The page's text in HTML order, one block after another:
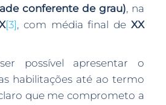
conferente de grau), na
[3], com média final deXX
possível apresentar o
habilitações até ao termo
que me comprometo a